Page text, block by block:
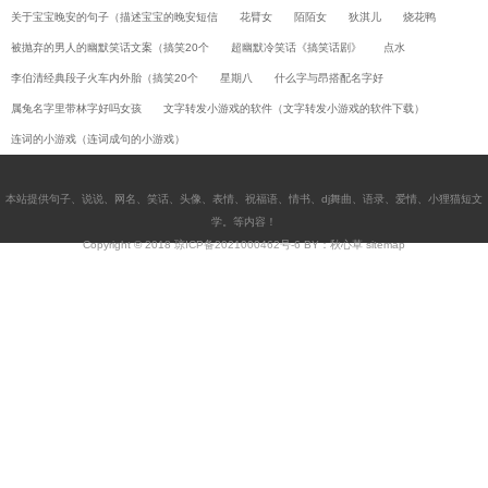
关于宝宝晚安的句子（描述宝宝的晚安短信 花臂女 陌陌女 狄淇儿 烧花鸭
被抛弃的男人的幽默笑话文案（搞笑20个 超幽默冷笑话《搞笑话剧》 点水
李伯清经典段子火车内外胎（搞笑20个 星期八 什么字与昂搭配名字好
属兔名字里带林字好吗女孩 文字转发小游戏的软件（文字转发小游戏的软件下载）
连词的小游戏（连词成句的小游戏）
本站提供句子 说说 网名 笑话 头像 表情 祝福语 情书 dj舞曲 语录 爱情
小狸猫短文
学 。等内容！
Copyright © 2018琼ICP备2021000462号-6BY：秋心草sitemap